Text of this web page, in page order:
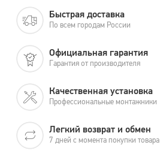
Быстрая доставка
По всем городам России
Официальная гарантия
Гарантия от производителя
Качественная установка
Профессиональные монтажники
Легкий возврат и обмен
7 дней с момента покупки товара